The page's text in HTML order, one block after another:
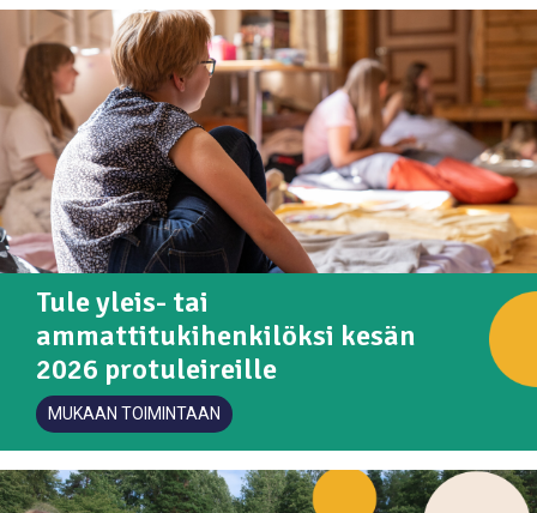
Tule yleis- tai
ammattitukihenkilöksi kesän
2026 protuleireille
MUKAAN TOIMINTAAN